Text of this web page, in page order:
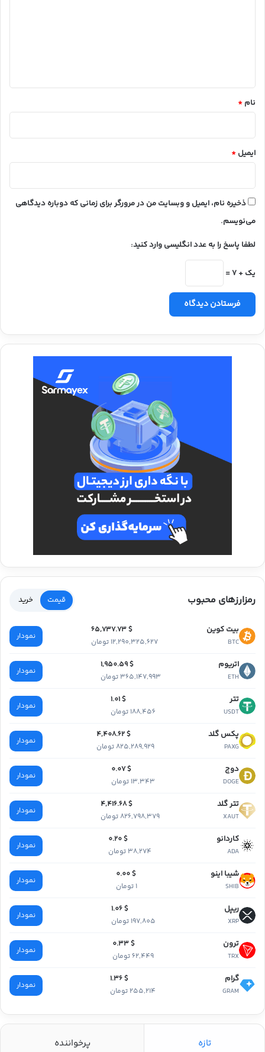
نام *
ایمیل *
ذخیره نام، ایمیل و وبسایت من در مرورگر برای زمانی که دوباره دیدگاهی
می‌نویسم.
لطفا پاسخ را به عدد انگلیسی وارد کنید:
یک + 7 =
رمزارزهای محبوب قیمت خرید
بیت کوین
BTC
$ 65,737.73
12,290,325,627 تومان
نمودار
اتریوم
ETH
$ 1,950.59
365,147,993 تومان
نمودار
تتر
USDT
$ 1.01
188,456 تومان
نمودار
پکس گلد
PAXG
$ 4,408.62
825,289,929 تومان
نمودار
دوج
DOGE
$ 0.07
13,343 تومان
نمودار
تتر گلد
XAUT
$ 4,416.68
826,798,379 تومان
نمودار
کاردانو
ADA
$ 0.20
38,274 تومان
نمودار
شیبا اینو
SHIB
$ 0.00
1 تومان
نمودار
ریپل
XRP
$ 1.06
197,805 تومان
نمودار
ترون
TRX
$ 0.33
62,449 تومان
نمودار
گرام
GRAM
$ 1.36
255,214 تومان
نمودار
تازه پرخواننده